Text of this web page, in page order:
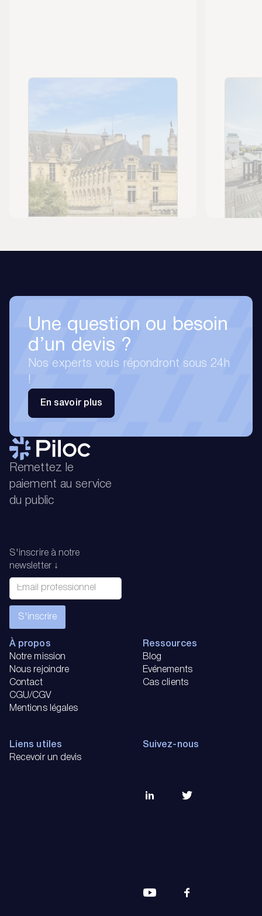
Une question ou besoin
d’un devis ?
Nos experts vous répondront sous 24h
!
En savoir plus
Remettez le
paiement au service
du public
S'inscrire à notre
newsletter ↓
À propos
Notre mission
Nous rejoindre
Contact
CGU/CGV
Mentions légales
Ressources
Blog
Evénements
Cas clients
Liens utiles
Recevoir un devis
Suivez-nous